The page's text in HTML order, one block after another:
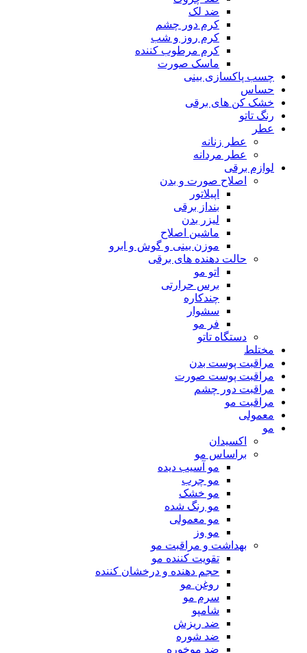
ضد لک
کرم دور چشم
کرم روز و شب
کرم مرطوب کننده
ماسک صورت
چسب پاکسازی بینی
حساس
خشک کن های برقی
رنگ تاتو
عطر
عطر زنانه
عطر مردانه
لوازم برقی
اصلاح صورت و بدن
اپیلاتور
بنداز برقی
لیزر بدن
ماشین اصلاح
موزن بینی و گوش و ابرو
حالت دهنده های برقی
اتو مو
برس حرارتی
چندکاره
سشوار
فر مو
دستگاه تاتو
مختلط
مراقبت پوست بدن
مراقبت پوست صورت
مراقبت دور چشم
مراقبت مو
معمولی
مو
اکسیدان
براساس مو
مو آسیب دیده
مو چرب
مو خشک
مو رنگ شده
مو معمولی
مو وز
بهداشت و مراقبت مو
تقویت کننده مو
حجم دهنده و درخشان کننده
روغن مو
سرم مو
شامپو
ضد ریزش
ضد شوره
ضد موخوره